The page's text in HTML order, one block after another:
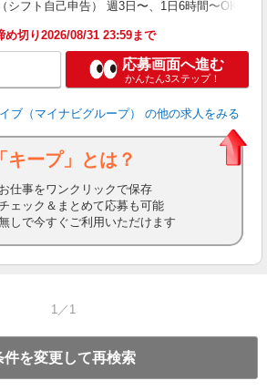
シフト自己申告） 週3日〜、1日6時間〜OK 【
め切り2026/08/31 23:59まで
応募画面へ進む
かんたん3ステップ！
ブ（マイナビグループ） の他の求人をみる
「キープ」とは？
仕事をワンクリックで保存
ェック＆まとめて応募も可能
しで今すぐご利用いただけます
1／1
件を変更して再検索